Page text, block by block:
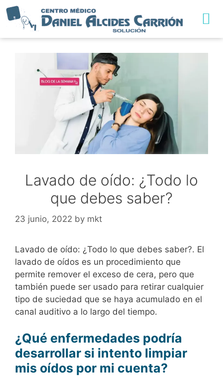
Lavado de oído: ¿Todo lo
que debes saber?
23 junio, 2022 by mkt
Lavado de oído: ¿Todo lo que debes saber?. El
lavado de oídos es un procedimiento que
permite remover el exceso de cera, pero que
también puede ser usado para retirar cualquier
tipo de suciedad que se haya acumulado en el
canal auditivo a lo largo del tiempo.
¿Qué enfermedades podría
desarrollar si intento limpiar
mis oídos por mi cuenta?